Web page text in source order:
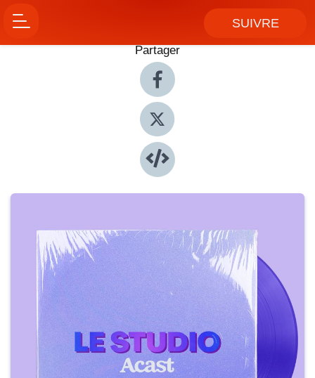
SUIVRE
Partager